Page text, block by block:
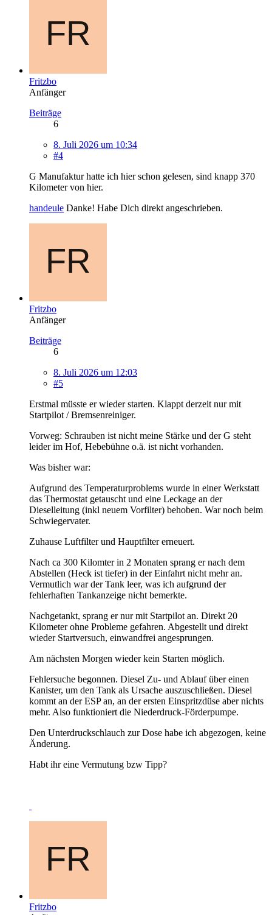
Fritzbo
Anfänger
Beiträge
6
8. Juli 2026 um 10:34
#4
G Manufaktur hatte ich hier schon gelesen, sind knapp 370
Kilometer von hier.
handeule Danke! Habe Dich direkt angeschrieben.
Fritzbo
Anfänger
Beiträge
6
8. Juli 2026 um 12:03
#5
Erstmal müsste er wieder starten. Klappt derzeit nur mit
Startpilot / Bremsenreiniger.
Vorweg: Schrauben ist nicht meine Stärke und der G steht
leider im Hof, Hebebühne o.ä. ist nicht vorhanden.
Was bisher war:
Aufgrund des Temperaturproblems wurde in einer Werkstatt
das Thermostat getauscht und eine Leckage an der
Dieselleitung (inkl neuem Vorfilter) behoben. War noch beim
Schwiegervater.
Zuhause Luftfilter und Hauptfilter erneuert.
Nach ca 300 Kilomter in 2 Monaten sprang er nach dem
Abstellen (Heck ist tiefer) in der Einfahrt nicht mehr an.
Vermutlich war der Tank leer, was ich aufgrund der
fehlerhaften Tankanzeige nicht bemerkte.
Nachgetankt, sprang er nur mit Startpilot an. Direkt 20
Kilometer ohne Probleme gefahren. Abgestellt und direkt
wieder Startversuch, einwandfrei angesprungen.
Am nächsten Morgen wieder kein Starten möglich.
Fehlersuche begonnen. Diesel Zu- und Ablauf über einen
Kanister, um den Tank als Ursache auszuschließen. Diesel
kommt an der ESP an, an der ersten Einspritzdüse aber nichts
mehr. Also funktioniert die Niederdruck-Förderpumpe.
Den Unterdruckschlauch zur Dose habe ich abgezogen, keine
Änderung.
Habt ihr eine Vermutung bzw Tipp?
Fritzbo